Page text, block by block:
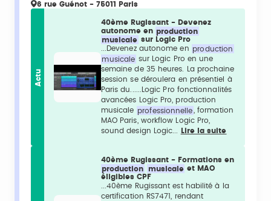
6 rue Guénot - 75011 Paris
Actu
40ème Rugissant - Devenez
autonome en production
musicale sur Logic Pro
...Devenez autonome en production
musicale sur Logic Pro en une
semaine de 35 heures. La prochaine
session se déroulera en présentiel à
Paris du......Logic Pro fonctionnalités
avancées Logic Pro, production
musicale professionnelle
, formation
MAO Paris, workflow Logic Pro,
sound design Logic...
Lire la suite
40ème Rugissant - Formations en
production
musicale et MAO
éligibles CPF
...40ème Rugissant est habilité à la
certification RS7471, rendant